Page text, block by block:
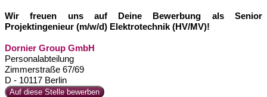
Wir freuen uns auf Deine Bewerbung als Senior
Projektingenieur (m/w/d) Elektrotechnik (HV/MV)!
Dornier Group GmbH
Personalabteilung
Zimmerstraße 67/69
D - 10117 Berlin
Auf diese Stelle bewerben